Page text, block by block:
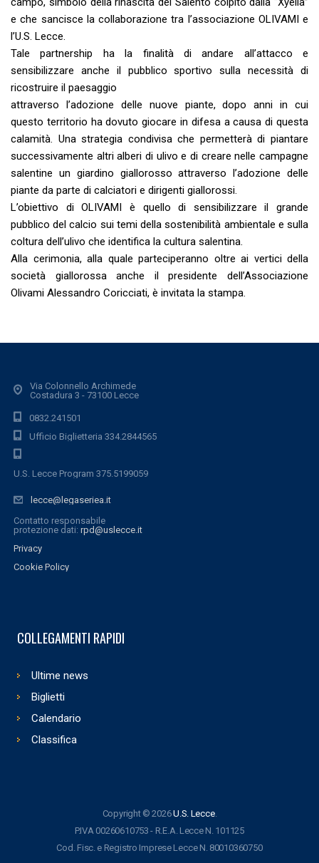
e che sancisce la collaborazione tra l’associazione OLIVAMI e
l’U.S. Lecce.
Tale partnership ha la finalità di andare all’attacco e
sensibilizzare anche il pubblico sportivo sulla necessità di
ricostruire il paesaggio
attraverso l’adozione delle nuove piante, dopo anni in cui
questo territorio ha dovuto giocare in difesa a causa di questa
calamità. Una strategia condivisa che permetterà di piantare
successivamente altri alberi di ulivo e di creare nelle campagne
salentine un giardino giallorosso attraverso l’adozione delle
piante da parte di calciatori e dirigenti giallorossi.
L’obiettivo di OLIVAMI è quello di sensibilizzare il grande
pubblico del calcio sui temi della sostenibilità ambientale e sulla
coltura dell’ulivo che identifica la cultura salentina.
Alla cerimonia, alla quale parteciperanno oltre ai vertici della
società giallorossa anche il presidente dell’Associazione
Olivami Alessandro Coricciati, è invitata la stampa.
Via Colonnello Archimede
Costadura 3 - 73100 Lecce
0832.241501
Ufficio Biglietteria 334.2844565
U.S. Lecce Program 375.5199059
lecce@legaseriea.it
Contatto responsabile
protezione dati: rpd@uslecce.it
Privacy
Cookie Policy
COLLEGAMENTI RAPIDI
Ultime news
Biglietti
Calendario
Classifica
Copyright © 2026U.S. Lecce.
P.IVA 00260610753 - R.E.A. Lecce N. 101125
Cod. Fisc. e Registro Imprese Lecce N. 80010360750